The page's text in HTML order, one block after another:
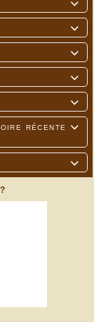






récente

?